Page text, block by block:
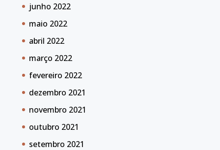
junho 2022
maio 2022
abril 2022
março 2022
fevereiro 2022
dezembro 2021
novembro 2021
outubro 2021
setembro 2021